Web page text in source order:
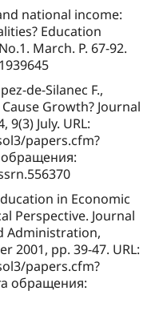
national income:
Education
March. P. 67-92.
de-Silanec F.,
Growth? Journal
July. URL:
papers.cfm?
обращения:
in Economic
Perspective. Journal
Administration,
2001, pp. 39-47. URL:
papers.cfm?
обращения: